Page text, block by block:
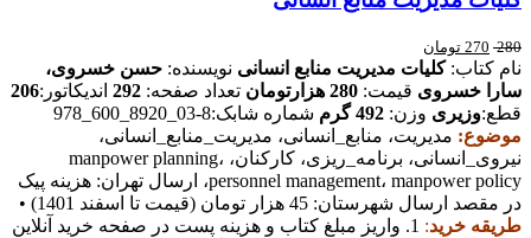
280
270 تومان
نام کتاب:کلیات مدیریت منابع انسانی نویسنده: حسن خسروی،
سارا خسروی قیمت: 280 هزارتومان تعداد صفحه: 292 اندیکاتور:206
قطع:وزیری وزن: 492 گرم
شماره شابک:8-03_8920_600_978
موضوع: مدیریت، منابع_انسانی، مدیریت_منابع_انسانی،
نیروی_انسانی، برنامه_ریزی، کارکنان، manpower planning،
personnel management، manpower policy، ارسال تهران: هزینه پیک
در مقصد ارسال شهرستان: 45 هزار تومان (قیمت تا اسفند 1401) •
طریقه خرید:
1. واریز مبلغ کتاب و هزینه پست در صفحه خرید آنلاین